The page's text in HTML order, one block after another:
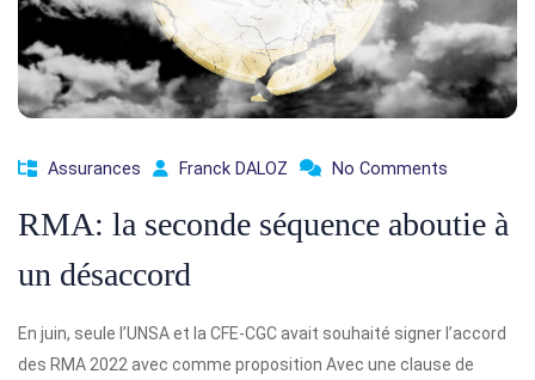
Assurances Franck DALOZ No Comments
RMA: la seconde séquence aboutie à
un désaccord
En juin, seule l’UNSA et la CFE-CGC avait souhaité signer l’accord
des RMA 2022 avec comme proposition Avec une clause de